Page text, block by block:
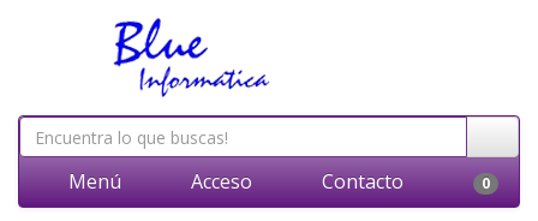
Menú Acceso Contacto 0